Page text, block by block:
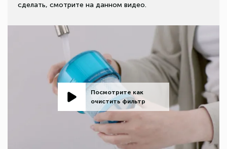
сделать, смотрите на данном видео.
Посмотрите как
очистить фильтр